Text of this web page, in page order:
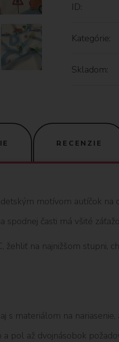
ID:
Kategórie:
Skladom:
RECENZIE
motívom autíčok na
spodnej časti má všité
na najnižšom stupni,
s materiálom na
pol až dvojnásobok